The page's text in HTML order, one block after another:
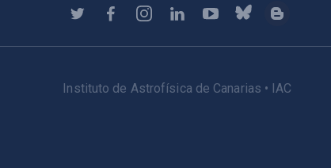
Instituto de Astrofísica de Canarias • IAC